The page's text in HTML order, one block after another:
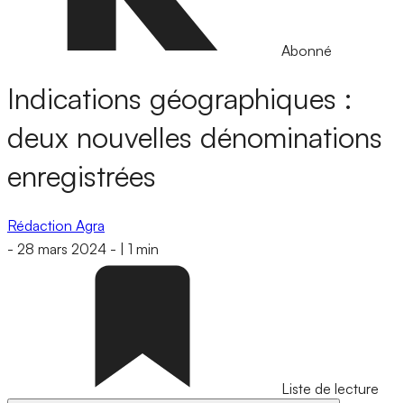
Abonné
Indications géographiques :
deux nouvelles dénominations
enregistrées
Rédaction Agra
- 28 mars 2024 - 1 min
Liste de lecture